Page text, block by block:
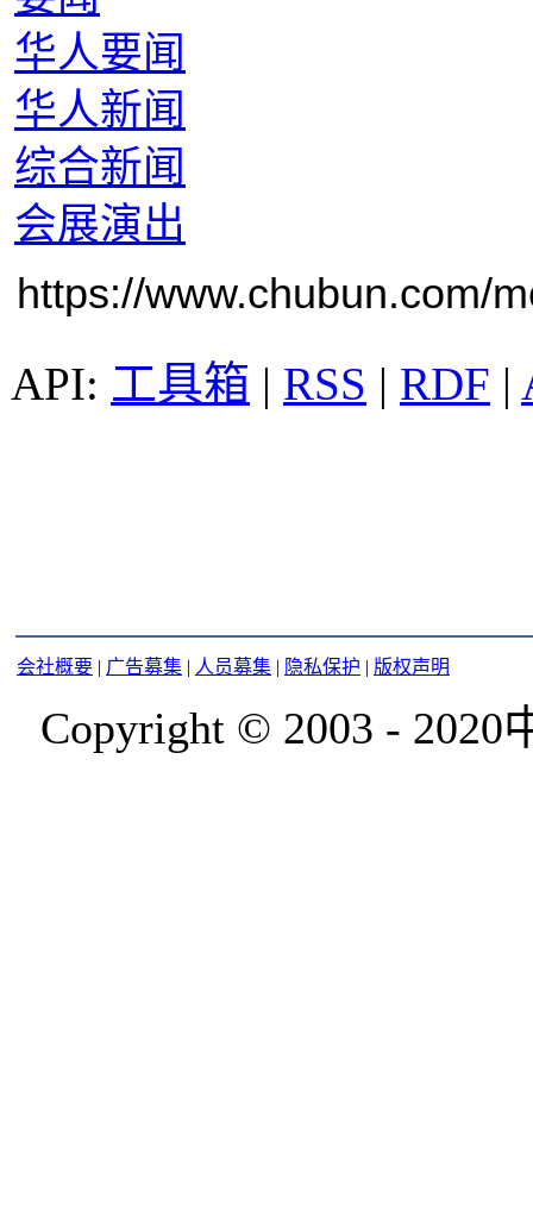
华人要闻
华人新闻
综合新闻
会展演出
https://www.chubun.com/
工具箱 | RSS | RDF |
会社概要 | 广告募集 | 人员募集 | 隐私保护 | 版权声明
Copyright © 2003 -